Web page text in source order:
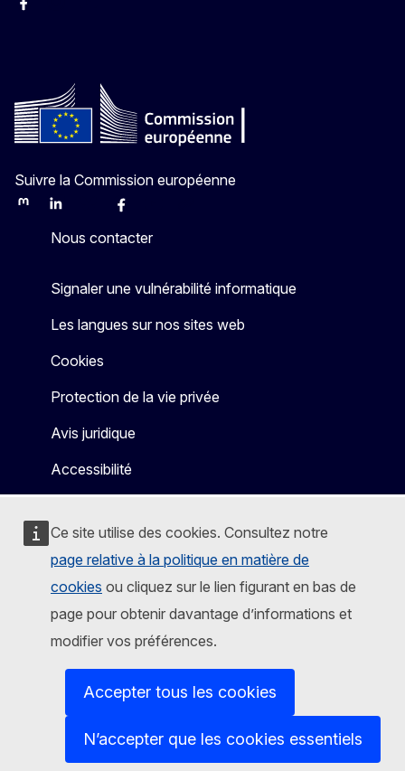
Ce site utilise des cookies. Consultez notre
page relative à la politique en matière de
cookies ou cliquez sur le lien figurant en bas de
page pour obtenir davantage d’informations et
modifier vos préférences.
Accepter tous les cookies
N’accepter que les cookies essentiels
Facebook
Suivre la Commission européenne
MastodonLinkedInBlueskyFacebook
Nous contacter
Signaler une vulnérabilité informatique
Les langues sur nos sites web
Cookies
Protection de la vie privée
Avis juridique
Accessibilité